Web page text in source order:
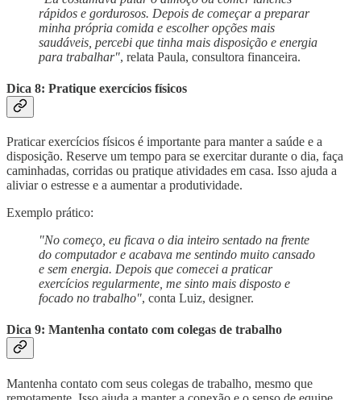
rápidos e gordurosos. Depois de começar a preparar
minha própria comida e escolher opções mais
saudáveis, percebi que tinha mais disposição e energia
para trabalhar", relata Paula, consultora financeira.
Dica 8: Pratique exercícios físicos
Praticar exercícios físicos é importante para manter a saúde e a
disposição. Reserve um tempo para se exercitar durante o dia, faça
caminhadas, corridas ou pratique atividades em casa. Isso ajuda a
aliviar o estresse e a aumentar a produtividade.
Exemplo prático:
"No começo, eu ficava o dia inteiro sentado na frente
do computador e acabava me sentindo muito cansado
e sem energia. Depois que comecei a praticar
exercícios regularmente, me sinto mais disposto e
focado no trabalho", conta Luiz, designer.
Dica 9: Mantenha contato com colegas de trabalho
Mantenha contato com seus colegas de trabalho, mesmo que